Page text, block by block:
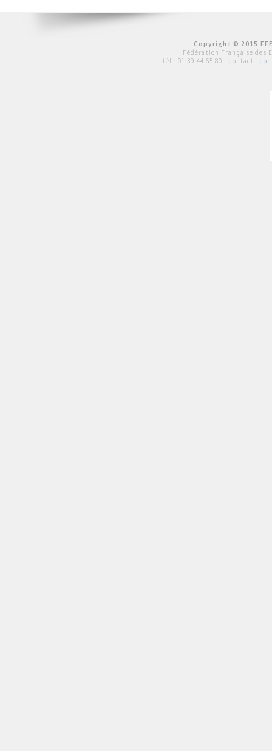
Copyright © 2015
Fédération Française des
tél : 01 39 44 65 80 | contact :